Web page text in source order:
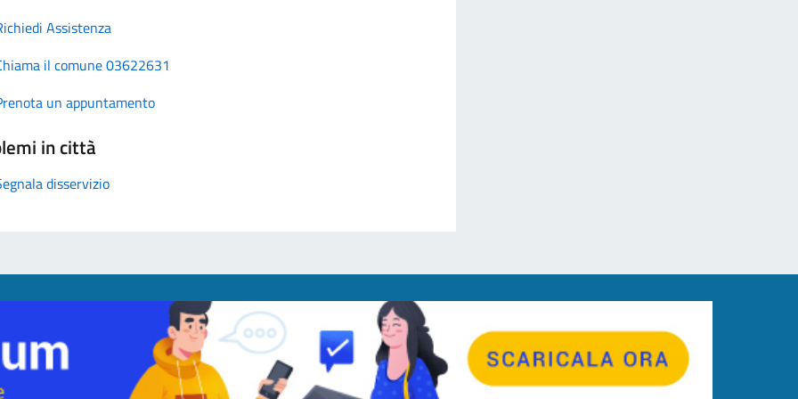
Assistenza
il comune 03622631
un appuntamento
in città
disservizio